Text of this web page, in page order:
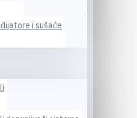
i sušaće